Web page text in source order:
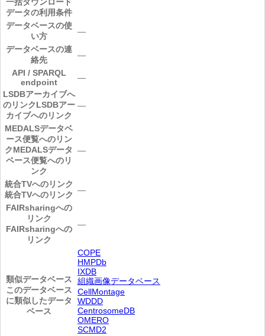
データの利用条件
データベースの使
い方
―
データベースの連
絡先
―
API / SPARQL
endpoint
―
LSDBアーカイブへ
のリンクLSDBアー
カイブへのリンク
―
MEDALSデータベ
ース便覧へのリン
クMEDALSデータ
ベース便覧へのリ
ンク
―
統合TVへのリンク
統合TVへのリンク ―
FAIRsharingへの
リンク
FAIRsharingへの
リンク
―
類似データベース
このデータベース
に類似したデータ
ベース
COPE
HMPDb
IXDB
組織画像データベース
CellMontage
WDDD
CentrosomeDB
OMERO
SCMD2